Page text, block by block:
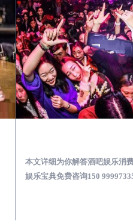
本文详细为你解答酒吧娱乐消
娱乐宝典免费咨询150